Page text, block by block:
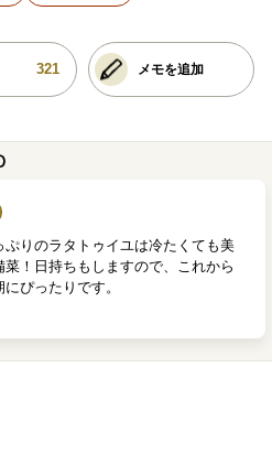
321 メモを追加
ぷりのラタトゥイユは冷たくても美
菜！日持ちもしますので、これから
ぴったりです。